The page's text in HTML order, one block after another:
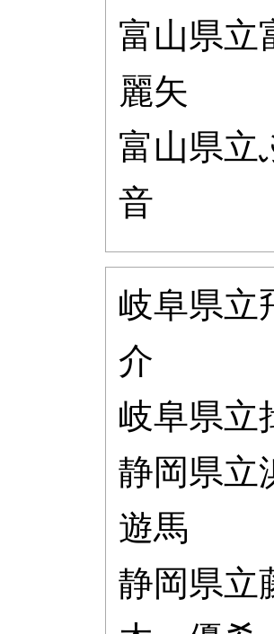
富山県
麗矢
富山県
音
岐阜県
介
岐阜県
静岡県
遊馬
静岡県